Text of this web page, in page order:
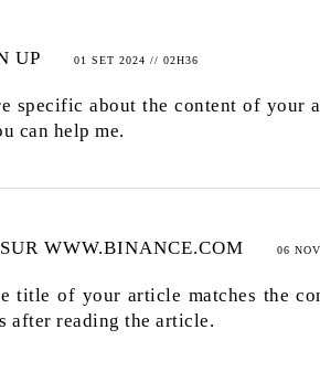
UP 01 SET 2024 // 02H36
specific about the content of
can help me.
WWW.BINANCE.COM 06
title of your article matches the
after reading the article.